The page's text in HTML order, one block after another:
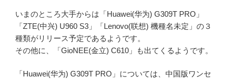
いまのところ大手からは「Huawei(华为) G309T PRO」
「ZTE(中兴) U960 S3」「Lenovo(联想) 機種名未定」の３
種類がリリース予定であるようです。
その他に、「GioNEE(金立) C610」も出てくるようです。
「Huawei(华为) G309T PRO」については、中国版ワンセ